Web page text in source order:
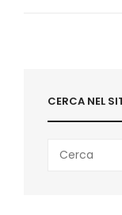
CERCA NEL
for: